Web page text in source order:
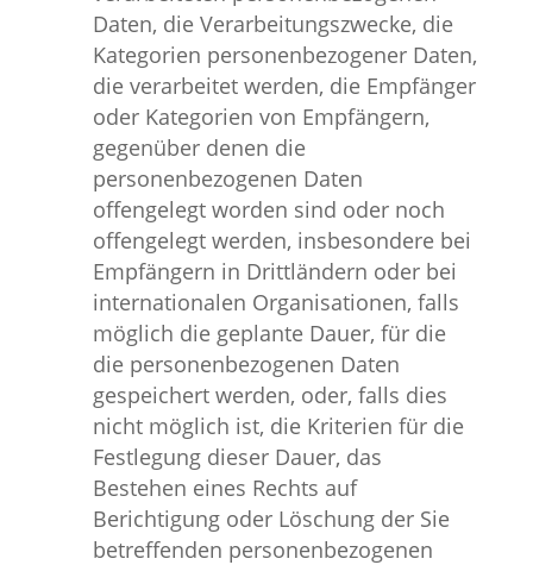
Daten, die Verarbeitungszwecke, die
Kategorien personenbezogener Daten,
die verarbeitet werden, die Empfänger
oder Kategorien von Empfängern,
gegenüber denen die
personenbezogenen Daten
offengelegt worden sind oder noch
offengelegt werden, insbesondere bei
Empfängern in Drittländern oder bei
internationalen Organisationen, falls
möglich die geplante Dauer, für die
die personenbezogenen Daten
gespeichert werden, oder, falls dies
nicht möglich ist, die Kriterien für die
Festlegung dieser Dauer, das
Bestehen eines Rechts auf
Berichtigung oder Löschung der Sie
betreffenden personenbezogenen